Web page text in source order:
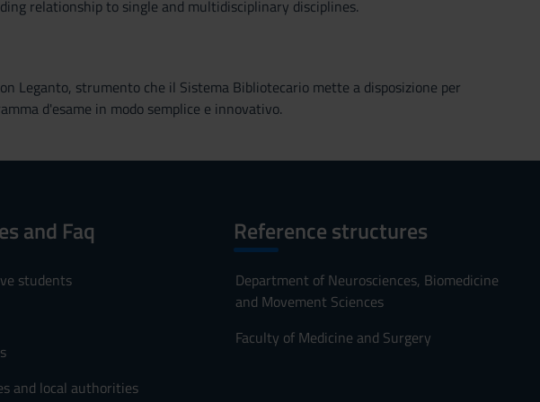
relationship to single and multidisciplinary disciplines.
Leganto, strumento che il Sistema Bibliotecario mette a disposizione per
d'esame in modo semplice e innovativo.
and Faq
students
and local authorities
Reference structures
Department of Neurosciences, Biomedicine
and Movement Sciences
Faculty of Medicine and Surgery